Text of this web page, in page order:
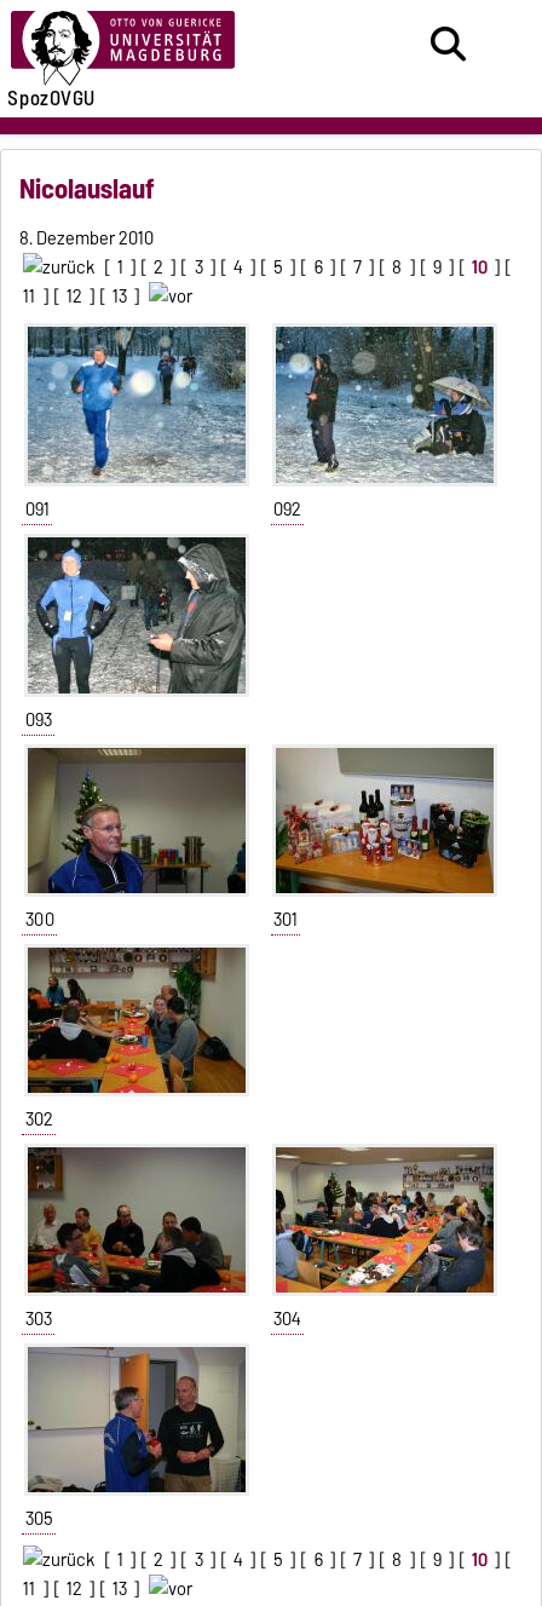
SpozOVGU
Nicolauslauf
8. Dezember 2010
[ 1 ] [ 2 ] [ 3 ] [ 4 ] [ 5 ] [ 6 ] [ 7 ] [ 8 ] [ 9 ] [ 10 ] [
11 ] [ 12 ] [ 13 ]
091 092
093
300 301
302
303 304
305
[ 1 ] [ 2 ] [ 3 ] [ 4 ] [ 5 ] [ 6 ] [ 7 ] [ 8 ] [ 9 ] [ 10 ] [
11 ] [ 12 ] [ 13 ]